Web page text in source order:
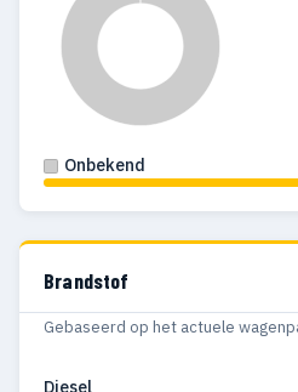
Onbekend
Brandstof
Gebaseerd op het actuele
Diesel